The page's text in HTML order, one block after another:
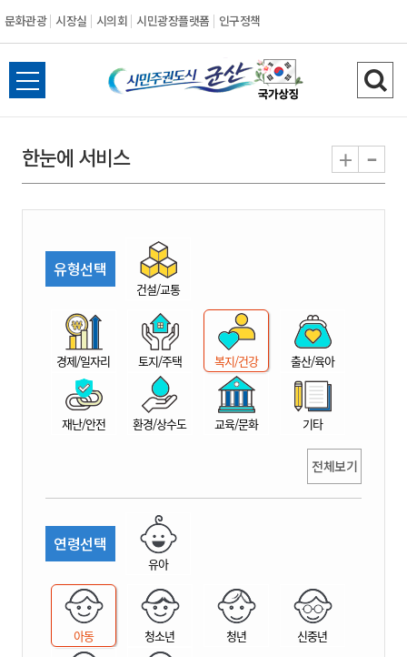
문화관광 시장실 시의회 시민광장플랫폼 인구정책
시
민
권
시
산
전
체
뉴
열
검
색
기
한눈에 서비스 + -
유형선택
건설/교통
경제/일자리 토지/주택 복지/건강 출산/육아
재난/안전 환경/상수도 교육/문화 기타
전체보기
연령선택
유아
아동 청소년 청년 신중년